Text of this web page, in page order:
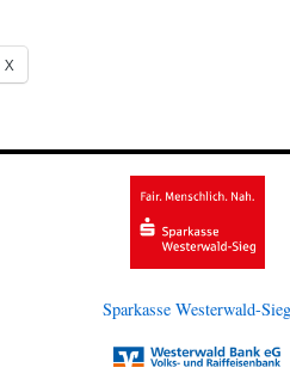
X
Sparkasse Westerwald-Sieg